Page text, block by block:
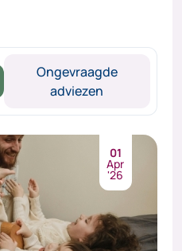
Ongevraagde
adviezen
01
Apr
'26